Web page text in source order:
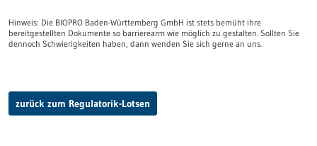
Hinweis: Die BIOPRO Baden-Württemberg GmbH ist stets bemüht ihre
bereitgestellten Dokumente so barrierearm wie möglich zu gestalten. Sollten Sie
dennoch Schwierigkeiten haben, dann wenden Sie sich gerne an uns.
zurück zum Regulatorik-Lotsen